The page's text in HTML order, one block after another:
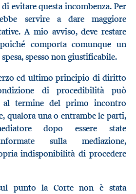
evitare questa incombenza. Per
servire a dare maggiore
A mio avviso, deve restare
comporta comunque un
spesso non giustificabile.
ed ultimo principio di diritto
di procedibilità può
al termine del primo incontro
qualora una o entrambe le parti,
dopo essere state
sulla mediazione,
indisponibilità di procedere
punto la Corte non è stata